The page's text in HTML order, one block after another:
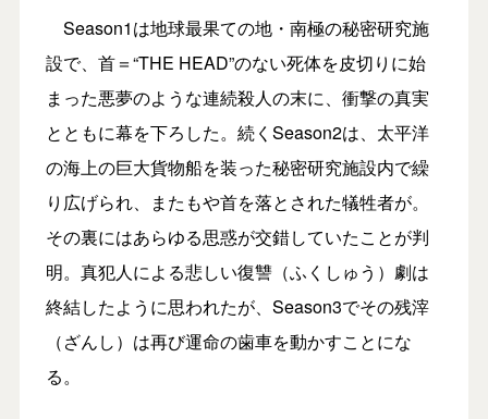
Season1は地球最果ての地・南極の秘密研究施
設で、首＝“THE HEAD”のない死体を皮切りに始
まった悪夢のような連続殺人の末に、衝撃の真実
とともに幕を下ろした。続くSeason2は、太平洋
の海上の巨大貨物船を装った秘密研究施設内で繰
り広げられ、またもや首を落とされた犠牲者が。
その裏にはあらゆる思惑が交錯していたことが判
明。真犯人による悲しい復讐（ふくしゅう）劇は
終結したように思われたが、Season3でその残滓
（ざんし）は再び運命の歯車を動かすことにな
る。